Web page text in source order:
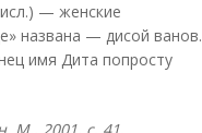
— женские
названа — дисой ванов.
имя Дита попросту